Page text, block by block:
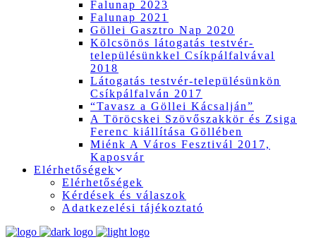
Falunap 2023
Falunap 2021
Göllei Gasztro Nap 2020
Kölcsönös látogatás testvér-
településünkkel Csíkpálfalvával
2018
Látogatás testvér-településünkön
Csíkpálfalván 2017
“Tavasz a Göllei Kácsalján”
A Töröcskei Szövőszakkör és Zsiga
Ferenc kiállítása Göllében
Miénk A Város Fesztivál 2017,
Kaposvár
Elérhetőségek
Elérhetőségek
Kérdések és válaszok
Adatkezelési tájékoztató